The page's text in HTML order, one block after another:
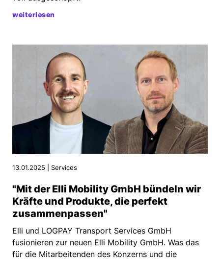
weiterlesen
13.01.2025 | Services
"Mit der Elli Mobility GmbH bündeln wir
Kräfte und Produkte, die perfekt
zusammenpassen"
Elli und LOGPAY Transport Services GmbH
fusionieren zur neuen Elli Mobility GmbH. Was das
für die Mitarbeitenden des Konzerns und die